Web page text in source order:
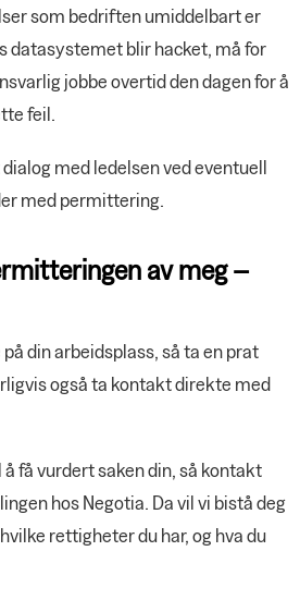
som bedriften umiddelbart er
datasystemet blir hacket, må for
jobbe overtid den dagen for å
feil.
med ledelsen ved eventuell
med permittering.
av meg –
din arbeidsplass, så ta en prat
også ta kontakt direkte med
få vurdert saken din, så kontakt
hos Negotia. Da vil vi bistå deg
rettigheter du har, og hva du